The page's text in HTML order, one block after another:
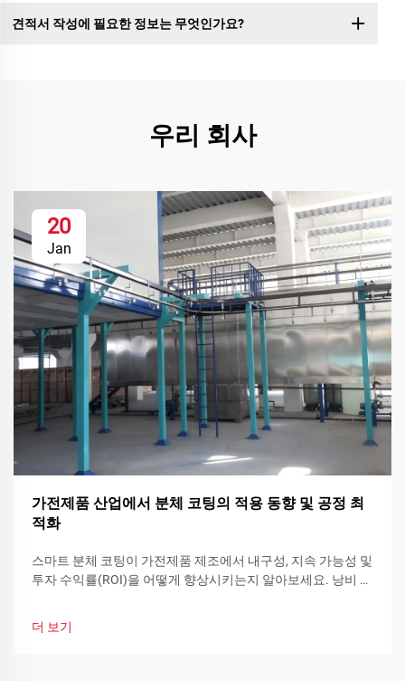
견적서 작성에 필요한 정보는 무엇인가요?
우리 회사
20
Jan
가전제품 산업에서 분체 코팅의 적용 동향 및 공정 최
적화
스마트 분체 코팅이 가전제품 제조에서 내구성, 지속 가능성 및
투자 수익률(ROI)을 어떻게 향상시키는지 알아보세요. 낭비 감
더 보기